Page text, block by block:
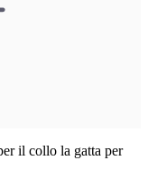
il collo la gatta per